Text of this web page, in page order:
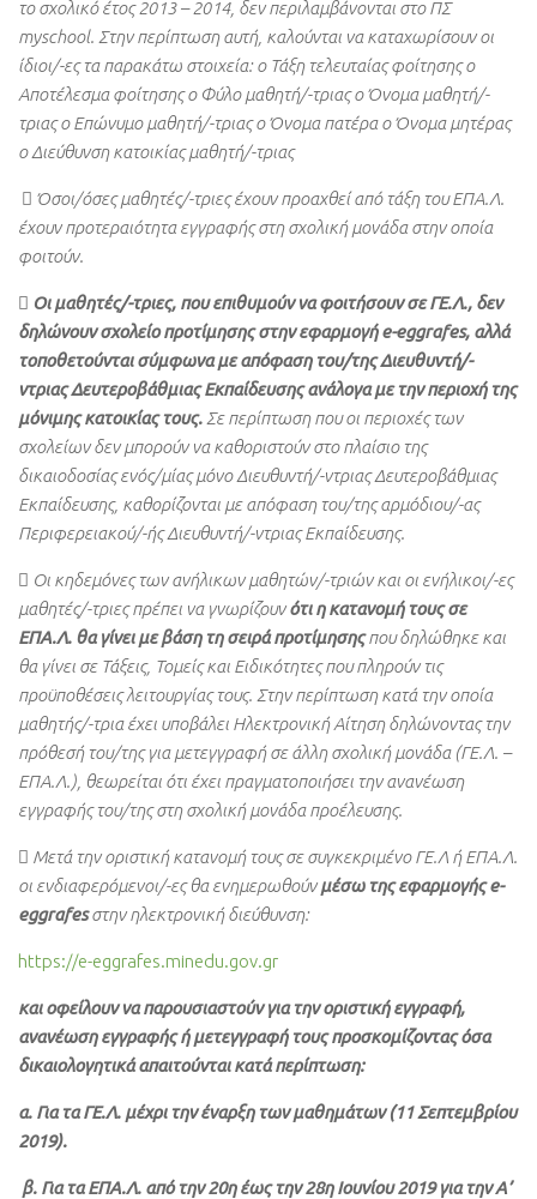
το σχολικό έτος 2013 – 2014, δεν περιλαμβάνονται στο ΠΣ
myschool. Στην περίπτωση αυτή, καλούνται να καταχωρίσουν οι
ίδιοι/-ες τα παρακάτω στοιχεία: o Τάξη τελευταίας φοίτησης o
Αποτέλεσμα φοίτησης o Φύλο μαθητή/-τριας o Όνομα μαθητή/-
τριας o Επώνυμο μαθητή/-τριας o Όνομα πατέρα o Όνομα μητέρας
o Διεύθυνση κατοικίας μαθητή/-τριας
 Όσοι/όσες μαθητές/-τριες έχουν προαχθεί από τάξη του ΕΠΑ.Λ.
έχουν προτεραιότητα εγγραφής στη σχολική μονάδα στην οποία
φοιτούν.
 Οι μαθητές/-τριες, που επιθυμούν να φοιτήσουν σε ΓΕ.Λ., δεν
δηλώνουν σχολείο προτίμησης στην εφαρμογή e-eggrafes, αλλά
τοποθετούνται σύμφωνα με απόφαση του/της Διευθυντή/-
ντριας Δευτεροβάθμιας Εκπαίδευσης ανάλογα με την περιοχή της
μόνιμης κατοικίας τους. Σε περίπτωση που οι περιοχές των
σχολείων δεν μπορούν να καθοριστούν στο πλαίσιο της
δικαιοδοσίας ενός/μίας μόνο Διευθυντή/-ντριας Δευτεροβάθμιας
Εκπαίδευσης, καθορίζονται με απόφαση του/της αρμόδιου/-ας
Περιφερειακού/-ής Διευθυντή/-ντριας Εκπαίδευσης.
 Οι κηδεμόνες των ανήλικων μαθητών/-τριών και οι ενήλικοι/-ες
μαθητές/-τριες πρέπει να γνωρίζουνότι η κατανομή τους σε
ΕΠΑ.Λ. θα γίνει με βάση τη σειρά προτίμησηςπου δηλώθηκε και
θα γίνει σε Τάξεις, Τομείς και Ειδικότητες που πληρούν τις
προϋποθέσεις λειτουργίας τους. Στην περίπτωση κατά την οποία
μαθητής/-τρια έχει υποβάλει Ηλεκτρονική Αίτηση δηλώνοντας την
πρόθεσή του/της για μετεγγραφή σε άλλη σχολική μονάδα (ΓΕ.Λ. –
ΕΠΑ.Λ.), θεωρείται ότι έχει πραγματοποιήσει την ανανέωση
εγγραφής του/της στη σχολική μονάδα προέλευσης.
 Μετά την οριστική κατανομή τους σε συγκεκριμένο ΓΕ.Λ ή ΕΠΑ.Λ.
οι ενδιαφερόμενοι/-ες θα ενημερωθούνμέσω της εφαρμογής e-
eggrafesστην ηλεκτρονική διεύθυνση:
https://e-eggrafes.minedu.gov.gr
και οφείλουν να παρουσιαστούν για την οριστική εγγραφή,
ανανέωση εγγραφής ή μετεγγραφή τους προσκομίζοντας όσα
δικαιολογητικά απαιτούνται κατά περίπτωση:
α. Για τα ΓΕ.Λ. μέχρι την έναρξη των μαθημάτων (11 Σεπτεμβρίου
2019).
β. Για τα ΕΠΑ.Λ. από την 20η έως την 28η Ιουνίου 2019 για την Α’